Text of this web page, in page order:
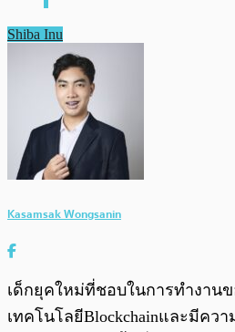
Shiba Inu
Kasamsak Wongsanin
เด็กยุคใหม่ที่ชอบในการทำงานข
เทคโนโลยีBlockchainและมีคว